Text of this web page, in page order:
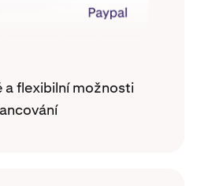
a flexibilní možnosti